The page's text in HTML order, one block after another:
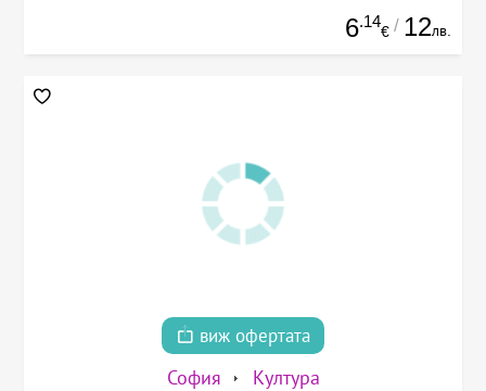
6.14
€ / 12лв.
виж офертата
София Култура